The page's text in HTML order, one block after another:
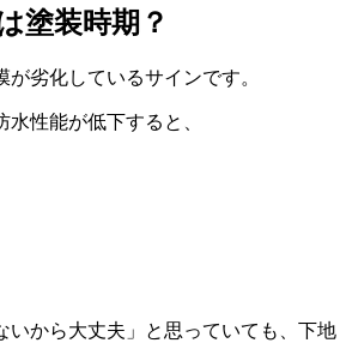
塗装時期？
が劣化しているサインです。
性能が低下すると、
いから大丈夫」と思っていても、下地